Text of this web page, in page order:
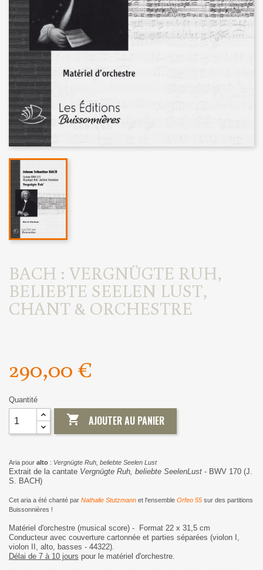
BACH : VERGNÜGTE RUH,
BELIEBTE SEELEN LUST,
CHANT & ORCHESTRE
290,00 €
Quantité
 AJOUTER AU PANIER
Aria pour alto : Vergnügte Ruh, beliebte Seelen Lust
Extrait de la cantate Vergnügte Ruh, beliebte SeelenLust - BWV 170 (J.
S. BACH)
Cet aria a été chanté par Nathalie Stutzmann et l'ensemble Orfeo 55 sur des partitions
Buissonnières !
Matériel d'orchestre (musical score) - Format 22 x 31,5 cm
Conducteur avec couverture cartonnée et parties séparées (violon I,
violon II, alto, basses - 44322).
Délai de 7 à 10 jours pour le matériel d'orchestre.